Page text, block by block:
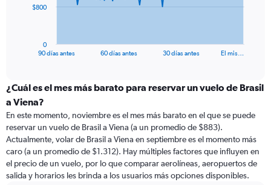
The
categories.
Range:
categories.
The
chart
has
1
Y
90 días antes 60 días antes 30 días antes El mis…
0
$800
¿Cuál es el mes más barato para reservar un vuelo de Brasil
a Viena?
En este momento, noviembre es el mes más barato en el que se puede
reservar un vuelo de Brasil a Viena (a un promedio de $883).
Actualmente, volar de Brasil a Viena en septiembre es el momento más
caro (a un promedio de $1.312). Hay múltiples factores que influyen en
el precio de un vuelo, por lo que comparar aerolíneas, aeropuertos de
salida y horarios les brinda a los usuarios más opciones disponibles.